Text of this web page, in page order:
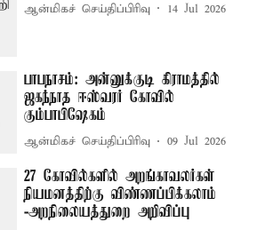
ஆன்மிகச் செய்திப்பிரிவு 14 Jul 2026
பாபநாசம்: அன்னுக்குடி கிராமத்தில்
ஜகந்நாத ஈஸ்வரர் கோவில்
கும்பாபிஷேகம்
ஆன்மிகச் செய்திப்பிரிவு 09 Jul 2026
27 கோவில்களில் அறங்காவலர்கள்
நியமனத்திற்கு விண்ணப்பிக்கலாம்
-அறநிலையத்துறை அறிவிப்பு